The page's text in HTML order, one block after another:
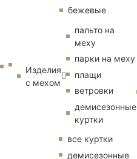
бежевые
Изделия
с мехом
пальто на
меху
парки на меху
плащи
ветровки
демисезонные
куртки
все куртки
демисезонные